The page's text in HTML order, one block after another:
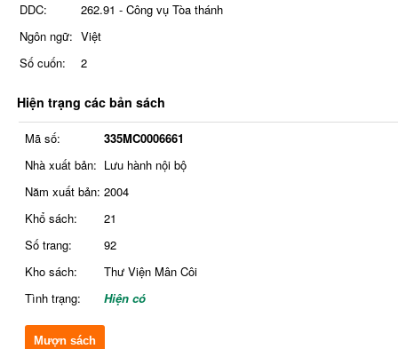
DDC:
262.91 - Công vụ Tòa thánh
Ngôn ngữ: Việt
Số cuốn:
2
Hiện trạng các bản sách
Mã số:
335MC0006661
Nhà xuất bản: Lưu hành nội bộ
Năm xuất bản: 2004
Khổ sách:
21
Số trang:
92
Kho sách:
Thư Viện Mân Côi
Tình trạng:
Hiện có
Mượn sách